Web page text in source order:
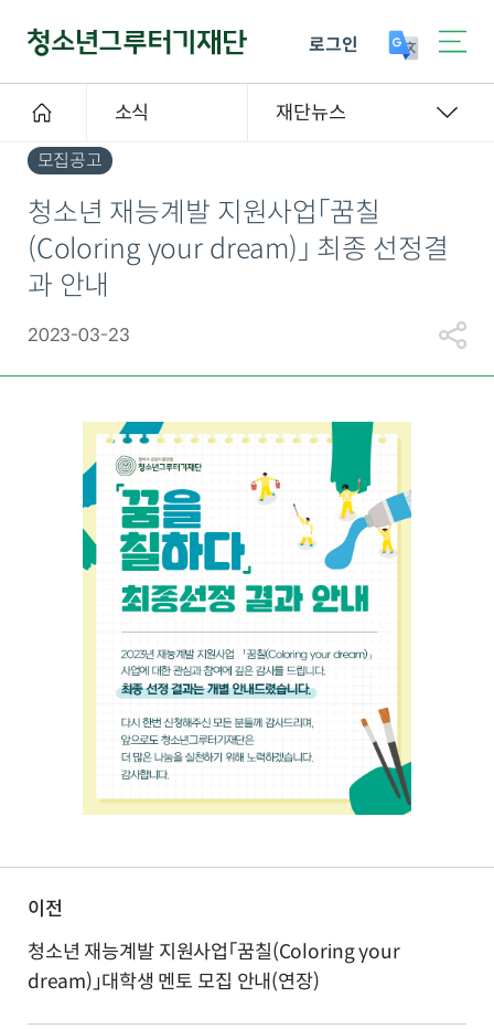
로그인
소식 재단뉴스
모집공고
청소년 재능계발 지원사업「꿈칠
(Coloring your dream)」 최종 선정결
과 안내
2023-03-23
이전
청소년 재능계발 지원사업「꿈칠(Coloring your
dream)」대학생 멘토 모집 안내(연장)